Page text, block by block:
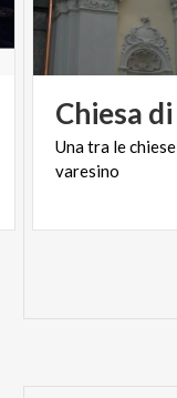
Chiesa di
Unatra lechiese
varesino